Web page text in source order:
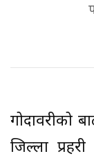
गोदावरीको
जिल्ला